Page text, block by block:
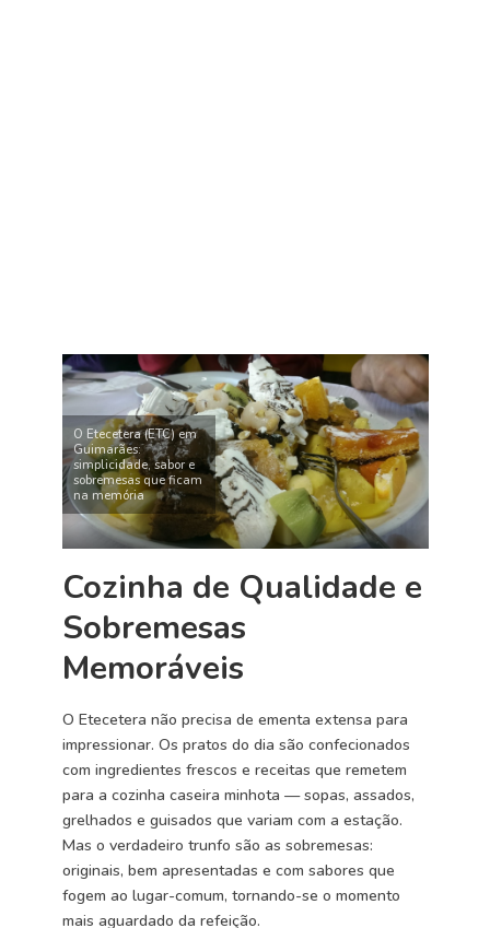
O Etecetera (ETC) em
Guimarães:
simplicidade, sabor e
sobremesas que ficam
na memória
Cozinha de Qualidade e
Sobremesas
Memoráveis
O Etecetera não precisa de ementa extensa para
impressionar. Os pratos do dia são confecionados
com ingredientes frescos e receitas que remetem
para a cozinha caseira minhota — sopas, assados,
grelhados e guisados que variam com a estação.
Mas o verdadeiro trunfo são as sobremesas:
originais, bem apresentadas e com sabores que
fogem ao lugar-comum, tornando-se o momento
mais aguardado da refeição.